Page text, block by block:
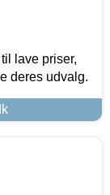
lave priser,
deres udvalg.